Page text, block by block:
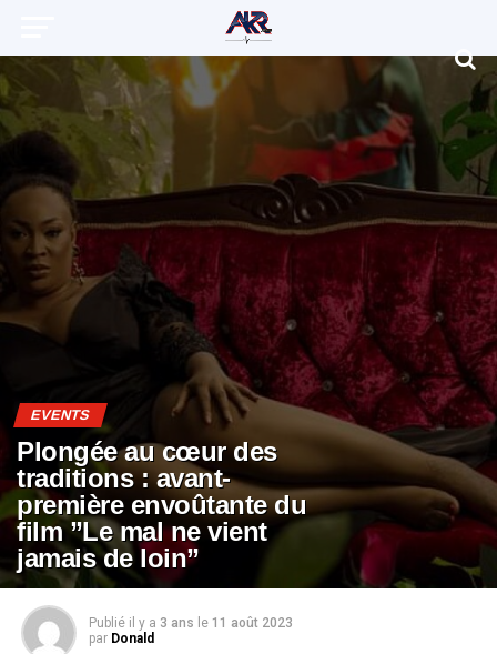
EVENTS
Plongée au cœur des
traditions : avant-
première envoûtante du
film ”Le mal ne vient
jamais de loin”
Publié il y a 3 ans le 11 août 2023
par Donald